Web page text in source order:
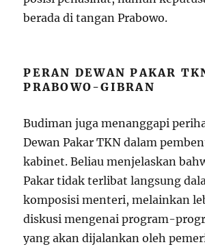
berada di tangan Prabowo.
PERAN DEWAN PAKAR
PRABOWO-GIBRAN
Budiman juga menanggapi
Dewan Pakar TKN dalam
kabinet. Beliau menjelaskan
Pakar tidak terlibat langsung
komposisi menteri, melainkan
diskusi mengenai program-
yang akan dijalankan oleh